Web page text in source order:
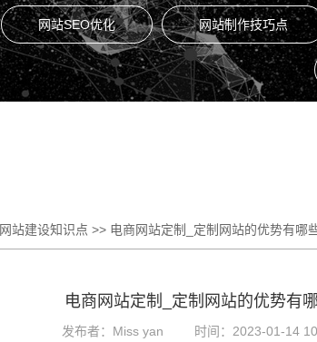
网站SEO优化 网站制作技巧点
网站建设知识点 >> 电商网站定制_定制网站的优势有哪些
电商网站定制_定制网站的优势有哪
发布者：Miss yan 时间：2023-01-14